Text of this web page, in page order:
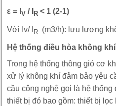
ε = I V / I R < 1 (2-1)
Với Iv/ I R (m3/h): lưu lượng
Hệ thống điều hòa không khí
Trong hệ thống thông gió cơ
xử lý không khí đảm bảo yêu
cầu công nghệ gọi là hệ thống
thiết bị đó bao gồm: thiết bị